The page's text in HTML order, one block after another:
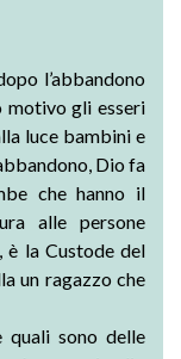
l’abbandono
motivo gli esseri
luce bambini e
Dio fa
che hanno il
alle persone
è la Custode del
un ragazzo che
quali sono delle